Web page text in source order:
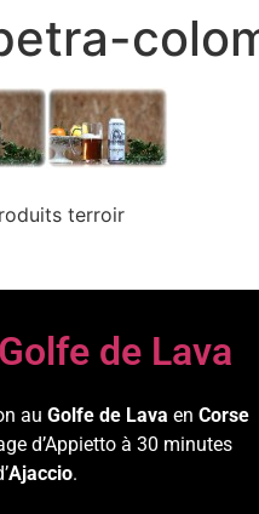
terroir
de Lava
au Golfe de Lava en Corse
d’Appietto à 30 minutes
Ajaccio.